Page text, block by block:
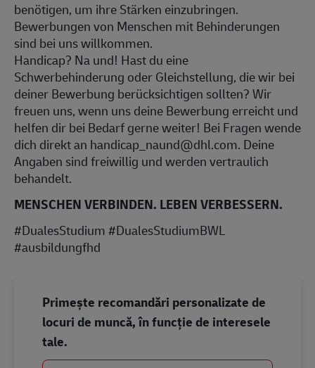
benötigen, um ihre Stärken einzubringen.
Bewerbungen von Menschen mit Behinderungen
sind bei uns willkommen.
Handicap? Na und! Hast du eine
Schwerbehinderung oder Gleichstellung, die wir bei
deiner Bewerbung berücksichtigen sollten? Wir
freuen uns, wenn uns deine Bewerbung erreicht und
helfen dir bei Bedarf gerne weiter! Bei Fragen wende
dich direkt an handicap_naund@dhl.com. Deine
Angaben sind freiwillig und werden vertraulich
behandelt.
MENSCHEN VERBINDEN. LEBEN VERBESSERN.
#DualesStudium #DualesStudiumBWL
#ausbildungfhd
Primește recomandări personalizate de
locuri de muncă, în funcție de interesele
tale.